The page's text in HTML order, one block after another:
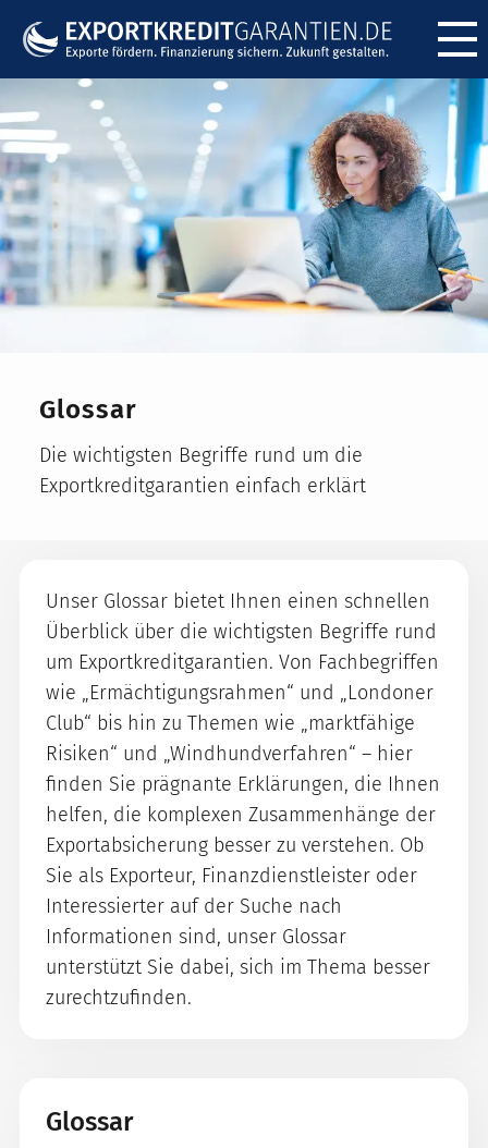
Glossar
Die wichtigsten Begriffe rund um die
Exportkreditgarantien einfach erklärt
Unser Glossar bietet Ihnen einen schnellen
Überblick über die wichtigsten Begriffe rund
um Exportkreditgarantien. Von Fachbegriffen
wie „Ermächtigungsrahmen“ und „Londoner
Club“ bis hin zu Themen wie „marktfähige
Risiken“ und „Windhundverfahren“ – hier
finden Sie prägnante Erklärungen, die Ihnen
helfen, die komplexen Zusammenhänge der
Exportabsicherung besser zu verstehen. Ob
Sie als Exporteur, Finanzdienstleister oder
Interessierter auf der Suche nach
Informationen sind, unser Glossar
unterstützt Sie dabei, sich im Thema besser
zurechtzufinden.
Glossar